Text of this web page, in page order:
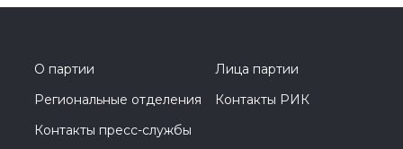
О партии
Лица партии
Региональные отделения
Контакты РИК
Контакты пресс-службы